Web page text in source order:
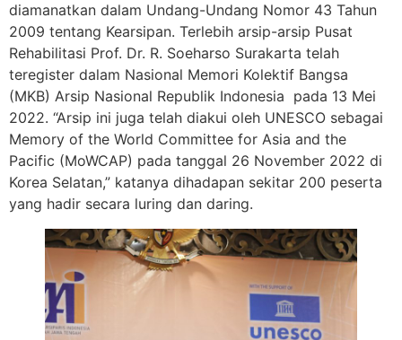
diamanatkan dalam Undang-Undang Nomor 43 Tahun
2009 tentang Kearsipan. Terlebih arsip-arsip Pusat
Rehabilitasi Prof. Dr. R. Soeharso Surakarta telah
teregister dalam Nasional Memori Kolektif Bangsa
(MKB) Arsip Nasional Republik Indonesia pada 13 Mei
2022. “Arsip ini juga telah diakui oleh UNESCO sebagai
Memory of the World Committee for Asia and the
Pacific (MoWCAP) pada tanggal 26 November 2022 di
Korea Selatan,” katanya dihadapan sekitar 200 peserta
yang hadir secara luring dan daring.